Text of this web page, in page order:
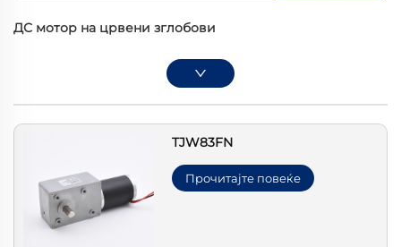
ДС мотор на црвени зглобови
TJW83FN
Прочитајте повеќе